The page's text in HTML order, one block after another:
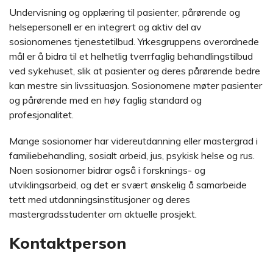
Undervisning og opplæring til pasienter, pårørende og
helsepersonell er en integrert og aktiv del av
sosionomenes tjenestetilbud. Yrkesgruppens overordnede
mål er å bidra til et helhetlig tverrfaglig behandlingstilbud
ved sykehuset, slik at pasienter og deres pårørende bedre
kan mestre sin livssituasjon. Sosionomene møter pasienter
og pårørende med en høy faglig standard og
profesjonalitet.
Mange sosionomer har videreutdanning eller mastergrad i
familiebehandling, sosialt arbeid, jus, psykisk helse og rus.
Noen sosionomer bidrar også i forsknings- og
utviklingsarbeid, og det er svært ønskelig å samarbeide
tett med utdanningsinstitusjoner og deres
mastergradsstudenter om aktuelle prosjekt.
Kontaktperson